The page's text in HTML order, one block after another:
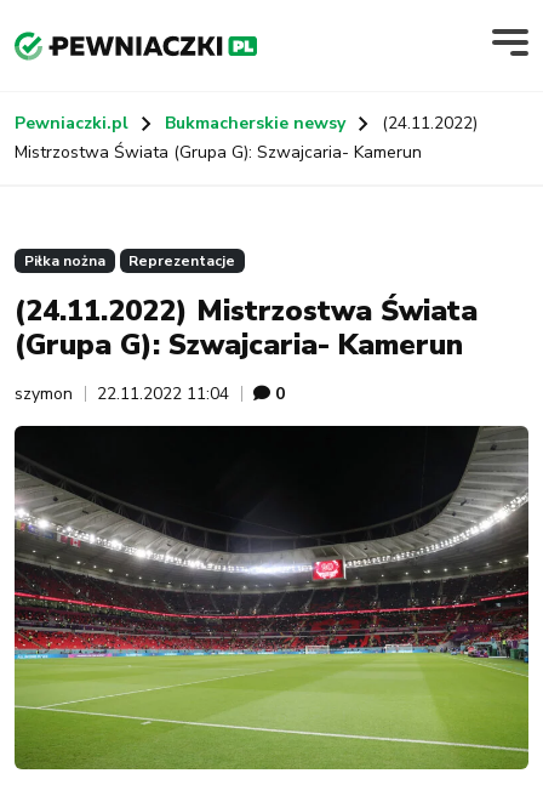
Pewniaczki.pl Bukmacherskie newsy
(24.11.2022)
Mistrzostwa Świata (Grupa G): Szwajcaria- Kamerun
Piłka nożna Reprezentacje
(24.11.2022) Mistrzostwa Świata
(Grupa G): Szwajcaria- Kamerun
szymon 22.11.2022 11:04 0